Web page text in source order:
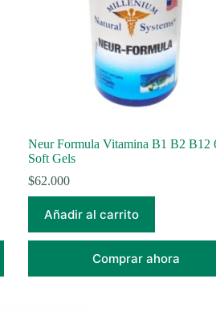
Neur Formula Vitamina B1 B2 B12
Soft Gels
$62.000
Añadir al carrito
Comprar ahora